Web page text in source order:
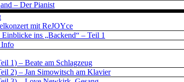
– Der Pianist
mit ReJOYce
ins „Backend“ – Teil 1
Info
1) – Beate am Schlagzeug
2) – Jan Simowitsch am Klavier